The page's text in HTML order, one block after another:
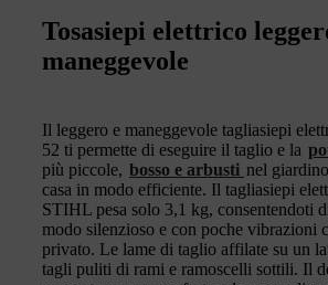
Tosasiepi elettrico
maneggevole
Il leggero e maneggevole tagliasiepi
52 ti permette di eseguire il taglio e la
più piccole, bosso e arbusti nel
casa in modo efficiente. Il tagliasiepi
STIHL pesa solo 3,1 kg, consentendoti
modo silenzioso e con poche vibrazioni
privato. Le lame di taglio affilate su un
tagli puliti di rami e ramoscelli sottili. Il